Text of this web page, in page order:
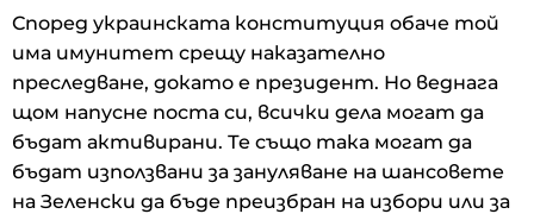
Според украинската конституция обаче той
има имунитет срещу наказателно
преследване, докато е президент. Но веднага
щом напусне поста си, всички дела могат да
бъдат активирани. Те също така могат да
бъдат използвани за зануляване на шансовете
на Зеленски да бъде преизбран на избори или за